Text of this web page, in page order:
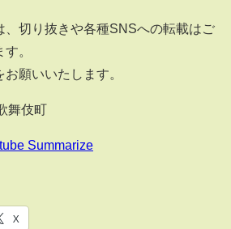
、切り抜きや各種SNSへの転載はご
。
願いいたします。
舞伎町
Summarize
X